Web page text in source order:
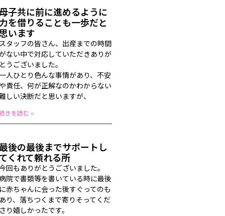
子共に前に進めるように
を借りることも一歩だと
います
タッフの皆さん、出産までの時間
ない中で対応していただきありが
うございました。
人ひとり色んな事情があり、不安
責任、何が正解なのかわからない
しい決断だと思いますが、
きを読む »
後の最後までサポートし
くれて頼れる所
回もありがとうございました。
院で書類等を書いている時に最後
赤ちゃんに会った後すぐってのも
り、落ちつくまで寄りそってくだ
り嬉しかったです。